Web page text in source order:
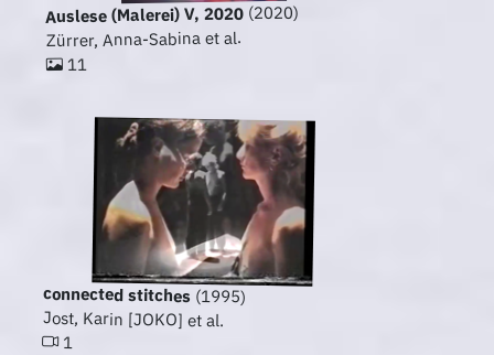
Auslese (Malerei) V, 2020 (2020)
Zürrer, Anna-Sabina et al.
11
connected stitches (1995)
Jost, Karin [JOKO] et al.
1